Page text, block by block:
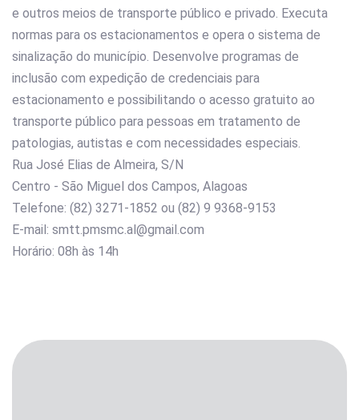
e outros meios de transporte público e privado. Executa
normas para os estacionamentos e opera o sistema de
sinalização do município. Desenvolve programas de
inclusão com expedição de credenciais para
estacionamento e possibilitando o acesso gratuito ao
transporte público para pessoas em tratamento de
patologias, autistas e com necessidades especiais.
Rua José Elias de Almeira, S/N
Centro - São Miguel dos Campos, Alagoas
Telefone: (82) 3271-1852 ou (82) 9 9368-9153
E-mail: smtt.pmsmc.al@gmail.com
Horário: 08h às 14h